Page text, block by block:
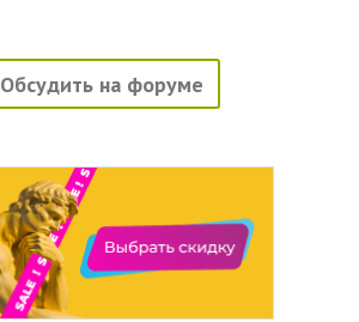
Обсудить на форуме